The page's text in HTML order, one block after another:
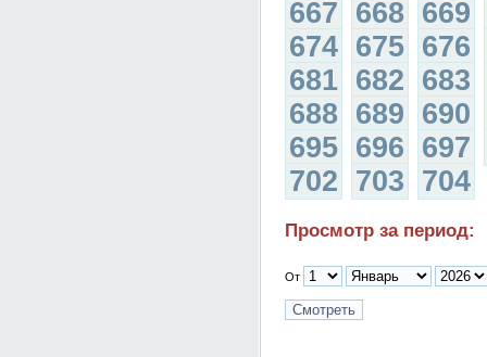
667 668 669
674 675 676
681 682 683
688 689 690
695 696 697
702 703 704
Просмотр за период:
От